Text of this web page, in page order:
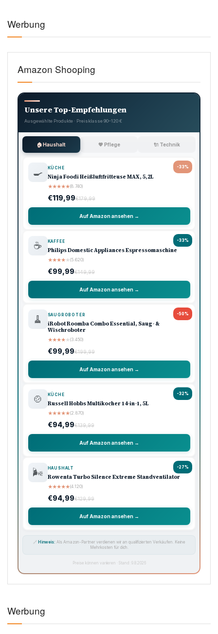
Werbung
Amazon Shooping
Unsere Top-Empfehlungen
Ausgewählte Produkte · Preisklasse 90–120 €
🏠 Haushalt 💖 Pflege 🔌 Technik
-33%
🍳 KÜCHE
Ninja Foodi Heißluftfritteuse MAX, 5,2L
★★★★★(8.740)
€119,99€179,99
Auf Amazon ansehen →
-33%
☕ KAFFEE
Philips Domestic Appliances Espressomaschine
★★★★★(5.620)
€99,99€149,99
Auf Amazon ansehen →
-50%
🧹 SAUGROBOTER
iRobot Roomba Combo Essential, Saug- &
Wischroboter
★★★★★(3.450)
€99,99€199,99
Auf Amazon ansehen →
-32%
🍲 KÜCHE
Russell Hobbs Multikocher 14-in-1, 5L
★★★★★(2.870)
€94,99€139,99
Auf Amazon ansehen →
-27%
🌬️ HAUSHALT
Rowenta Turbo Silence Extreme Standventilator
★★★★★(4.120)
€94,99€129,99
Auf Amazon ansehen →
🔗 Hinweis: Als Amazon-Partner verdienen wir an qualifizierten Verkäufen. Keine
Mehrkosten für dich.
Preise können variieren · Stand: 9.8.2026
Werbung